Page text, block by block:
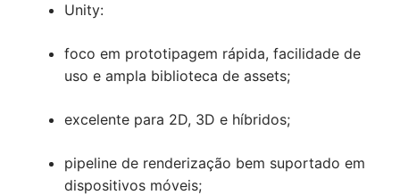
Unity:
foco em prototipagem rápida, facilidade de
uso e ampla biblioteca de assets;
excelente para 2D, 3D e híbridos;
pipeline de renderização bem suportado em
dispositivos móveis;